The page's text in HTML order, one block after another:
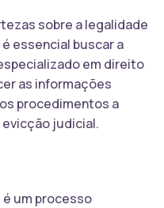
sobre a legalidade
essencial buscar a
em direito
as informações
procedimentos a
judicial.
é um processo